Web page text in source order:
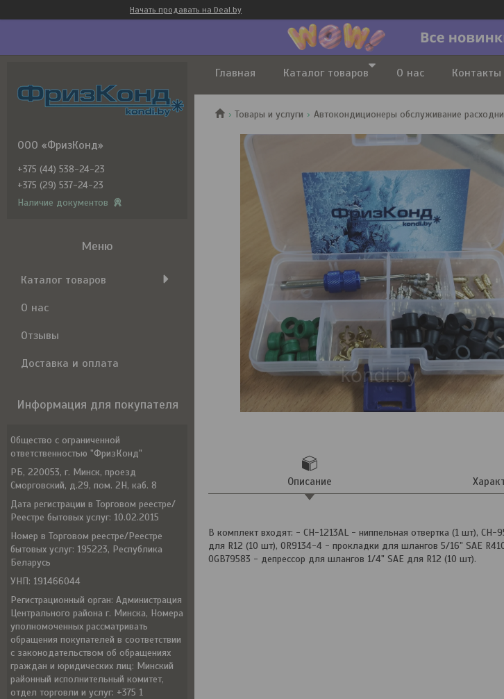
Начать продавать на Deal.by
Главная Каталог товаров О нас Контакты
Товары и услуги Автокондиционеры обслуживание
Описание
В комплект входят: - CH-1213AL - ниппельная отвертка (1 шт),
для R12 (10 шт), OR9134-4 - прокладки для шлангов 5/16" SAE
OGB79583 - депрессор для шлангов 1/4" SAE для R12 (10 шт).
ООО «ФризКонд»
+375 (44) 538-24-23
+375 (29) 537-24-23
Наличие документов
Каталог товаров
О нас
Отзывы
Доставка и оплата
Информация для покупателя
Общество с ограниченной
ответственностью "ФризКонд"
РБ, 220053, г. Минск, проезд
Сморговский, д.29, пом. 2Н, каб. 8
Дата регистрации в Торговом реестре/
Реестре бытовых услуг: 10.02.2015
Номер в Торговом реестре/Реестре
бытовых услуг: 195223, Республика
Беларусь
УНП: 191466044
Регистрационный орган: Администрация
Центрального района г. Минска, Номера
уполномоченных рассматривать
обращения покупателей в соответствии
с законодательством об обращениях
граждан и юридических лиц: Минский
районный исполнительный комитет,
отдел торговли и услуг: +375 1